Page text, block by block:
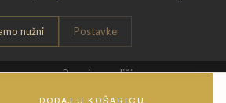
DODAJ U KOŠARICU
nužni Postavke
Pravila privatnosti
Opći uvjeti
Promjena veličine